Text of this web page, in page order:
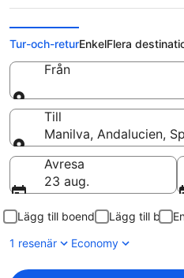
Billiga
Tur-och-returEnkelFlera
Från
Från
Till
Manilva, Andalucien,
Till
Avresa
23 aug.
Lägg till boende Lägg till bil
1 resenär
Economy